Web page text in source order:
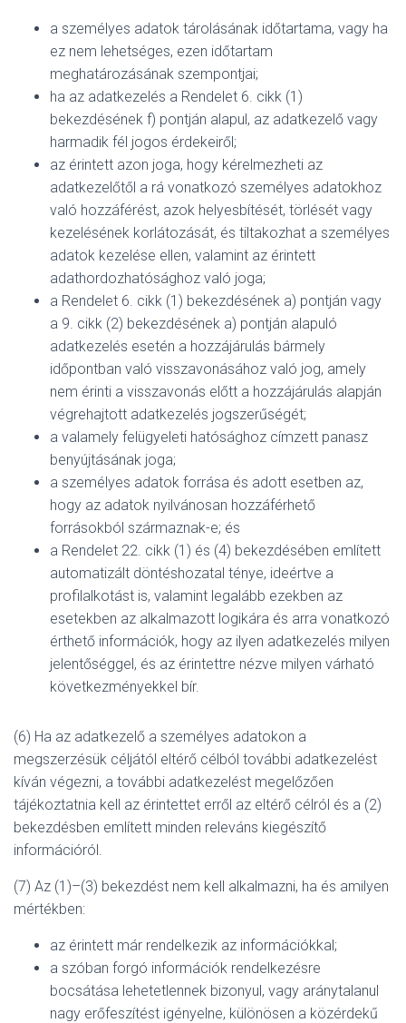
a személyes adatok tárolásának időtartama, vagy ha
ez nem lehetséges, ezen időtartam
meghatározásának szempontjai;
ha az adatkezelés a Rendelet 6. cikk (1)
bekezdésének f) pontján alapul, az adatkezelő vagy
harmadik fél jogos érdekeiről;
az érintett azon joga, hogy kérelmezheti az
adatkezelőtől a rá vonatkozó személyes adatokhoz
való hozzáférést, azok helyesbítését, törlését vagy
kezelésének korlátozását, és tiltakozhat a személyes
adatok kezelése ellen, valamint az érintett
adathordozhatósághoz való joga;
a Rendelet 6. cikk (1) bekezdésének a) pontján vagy
a 9. cikk (2) bekezdésének a) pontján alapuló
adatkezelés esetén a hozzájárulás bármely
időpontban való visszavonásához való jog, amely
nem érinti a visszavonás előtt a hozzájárulás alapján
végrehajtott adatkezelés jogszerűségét;
a valamely felügyeleti hatósághoz címzett panasz
benyújtásának joga;
a személyes adatok forrása és adott esetben az,
hogy az adatok nyilvánosan hozzáférhető
forrásokból származnak-e; és
a Rendelet 22. cikk (1) és (4) bekezdésében említett
automatizált döntéshozatal ténye, ideértve a
profilalkotást is, valamint legalább ezekben az
esetekben az alkalmazott logikára és arra vonatkozó
érthető információk, hogy az ilyen adatkezelés milyen
jelentőséggel, és az érintettre nézve milyen várható
következményekkel bír.
(6) Ha az adatkezelő a személyes adatokon a
megszerzésük céljától eltérő célból további adatkezelést
kíván végezni, a további adatkezelést megelőzően
tájékoztatnia kell az érintettet erről az eltérő célról és a (2)
bekezdésben említett minden releváns kiegészítő
információról.
(7) Az (1)–(3) bekezdést nem kell alkalmazni, ha és amilyen
mértékben:
az érintett már rendelkezik az információkkal;
a szóban forgó információk rendelkezésre
bocsátása lehetetlennek bizonyul, vagy aránytalanul
nagy erőfeszítést igényelne, különösen a közérdekű